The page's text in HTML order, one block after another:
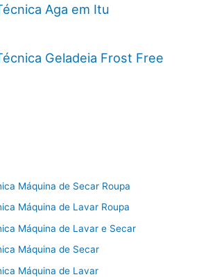
Aga em Itu
Geladeia Frost Free
Máquina de Secar Roupa
Máquina de Lavar Roupa
Máquina de Lavar e Secar
Máquina de Secar
Máquina de Lavar